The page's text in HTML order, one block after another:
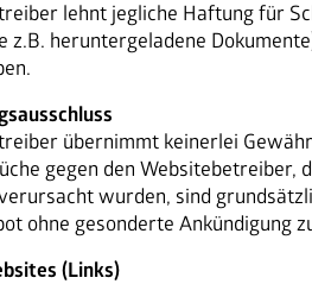
lehnt jegliche Haftung für
z.B. heruntergeladene
übernimmt keinerlei
gegen den Websitebetreiber,
wurden, sind
ohne gesonderte Ankündigung
(Links)